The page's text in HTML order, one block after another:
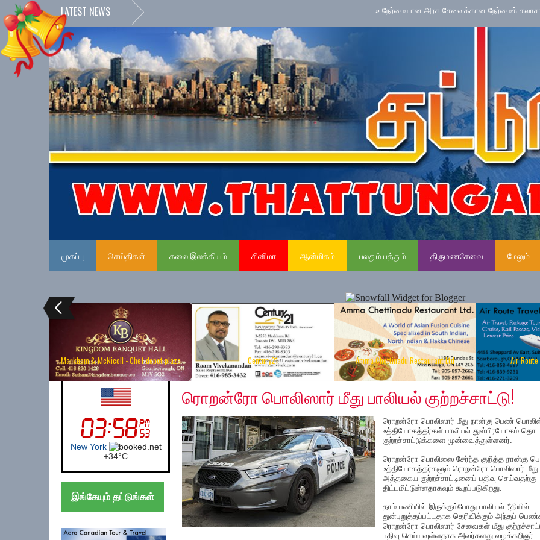
LATEST NEWS நேர்மையான அரச சேவைக்கான நேர்மைக் கலாசாரம் தேசிய
முகப்பு செய்திகள் கலை இலக்கியம் சினிமா ஆன்மிகம் பலதும் பத்தும் திருமணசேவை மேலும்
Markham & McNicoll - Chef depot plaza Century21 Amma Chettinadu Restaurant Ltd Air
UK (London)
London
+24°C
இங்கேயும் தட்டுங்கள்
Sunday, December 2, 2018
ரொறன்ரோ பொலிஸார் மீது பாலியல் குற்றச்சாட்டு!
ரொறன்ரோ பொலிஸார் மீது நான்கு பெண்
உத்தியோகத்தர்கள் பாலியல் துஸ்பிரயோகம்
குற்றச்சாட்டுக்களை முன்வைத்துள்ளனர்.
ரொறன்ரோ பொலிஸை சேர்ந்த குறித்த நான்கு
உத்தியோகத்தர்களும் ரொறன்ரோ பொலிஸார் மீது
அத்தகைய குற்றச்சாட்டினைப் பதிவு செய்வதற்கு
திட்டமிட்டுள்ளதாகவும் கூறப்படுகிறது.
தாம் பணியில் இருக்கும்போது பாலியல் ரீதியில்
துன்புறுத்தப்பட்டதாக தெரிவிக்கும் அந்தப்
ரொறன்ரோ பொலிஸார் சேவைகள் மீது
பதிவு செய்யவுள்ளதாக அவர்களது வழக்கறிஞர்